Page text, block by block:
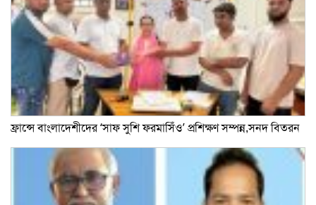
ফ্রান্সে বাংলাদেশীদের ‘সাফ সুশি ফরমাসিঁও’ প্রশিক্ষণ সম্পন্ন,সনদ বিতরন